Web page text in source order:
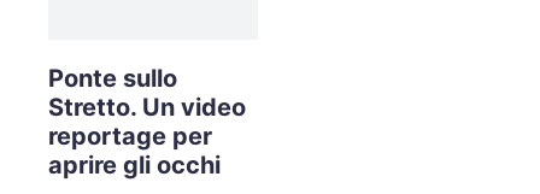
Ponte sullo
Stretto. Un video
reportage per
aprire gli occhi